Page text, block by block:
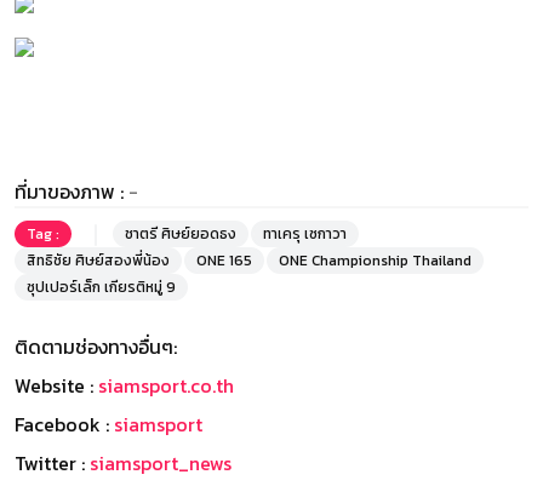
ที่มาของภาพ : -
Tag : ชาตรี ศิษย์ยอดธง
ทาเครุ เซกาวา
สิทธิชัย ศิษย์สองพี่น้อง
ONE 165
ONE Championship Thailand
ซุปเปอร์เล็ก เกียรติหมู่ 9
ติดตามช่องทางอื่นๆ:
Website : siamsport.co.th
Facebook : siamsport
Twitter : siamsport_news